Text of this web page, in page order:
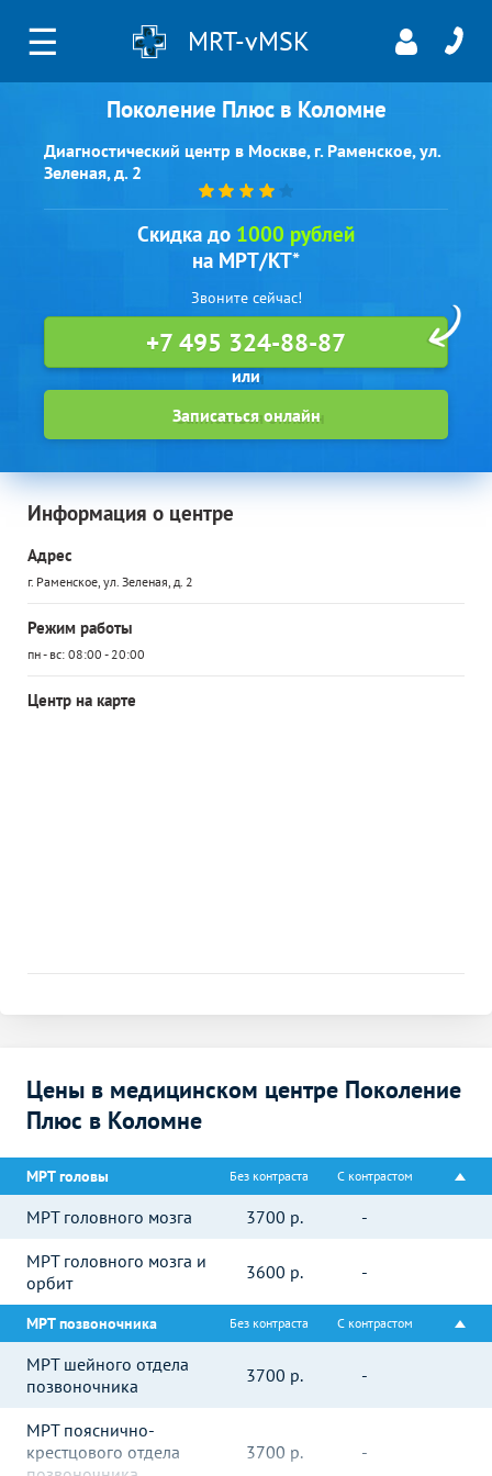
☰ MRT-vMSK
Поколение Плюс в Коломне
Диагностический центр в Москве, г. Раменское, ул.
Зеленая, д. 2
Скидка до 1000 рублей
на МРТ/КТ*
Звоните сейчас!
+7 495 324-88-87
Записаться онлайн
Информация о центре
Адрес
г. Раменское, ул. Зеленая, д. 2
Режим работы
пн - вс: 08:00 - 20:00
Центр на карте
Цены в медицинском центре Поколение
Плюс в Коломне
МРТ головы Без контраста С контрастом
МРТ головного мозга 3700 р.
-
МРТ головного мозга и
орбит
3600 р. -
МРТ позвоночника Без контраста С контрастом
МРТ шейного отдела
позвоночника
3700 р. -
МРТ пояснично-
крестцового отдела
3700 р. -